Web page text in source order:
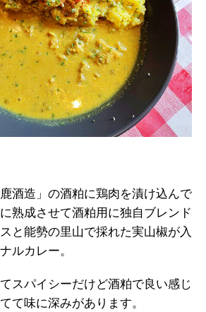
酒造」の酒粕に鶏肉を漬け込んで
熟成させて酒粕用に独自ブレンド
と能勢の里山で採れた実山椒が入
ルカレー。
スパイシーだけど酒粕で良い感じ
て味に深みがあります。